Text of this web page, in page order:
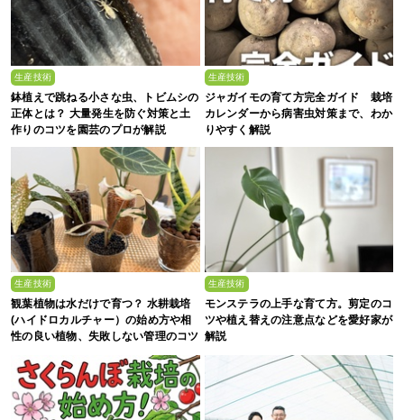
生産技術
鉢植えで跳ねる小さな虫、トビムシの
正体とは？ 大量発生を防ぐ対策と土
作りのコツを園芸のプロが解説
生産技術
ジャガイモの育て方完全ガイド 栽培
カレンダーから病害虫対策まで、わか
りやすく解説
生産技術
観葉植物は水だけで育つ？ 水耕栽培
(ハイドロカルチャー）の始め方や相
性の良い植物、失敗しない管理のコツ
生産技術
モンステラの上手な育て方。剪定のコ
ツや植え替えの注意点などを愛好家が
解説